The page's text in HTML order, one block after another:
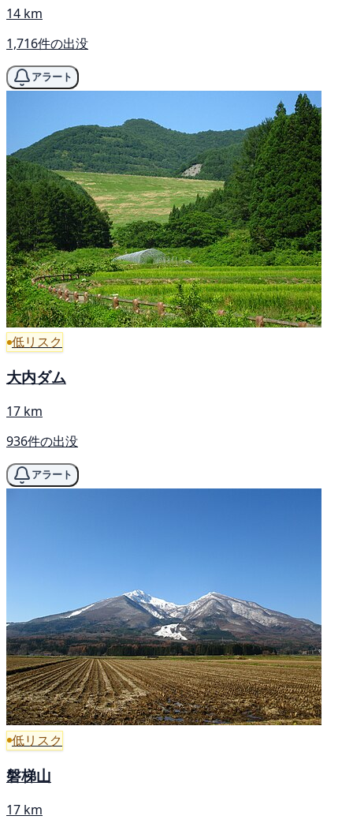
14 km
1,716件の出没
アラート
低リスク
大内ダム
17 km
936件の出没
アラート
低リスク
磐梯山
17 km